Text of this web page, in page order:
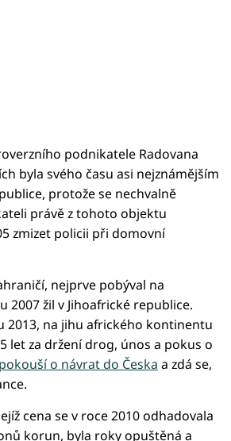
podnikatele Radovana
byla svého času asi nejznámějším
protože se nechvalně
právě z tohoto objektu
zmizet policii při domovní
nejprve pobýval na
2007 žil v Jihoafrické republice.
2013, na jihu afrického kontinentu
let za držení drog, únos a pokus o
pokouší o návrat do Česka a zdá se,
cena se v roce 2010 odhadovala
korun, byla roky opuštěná a